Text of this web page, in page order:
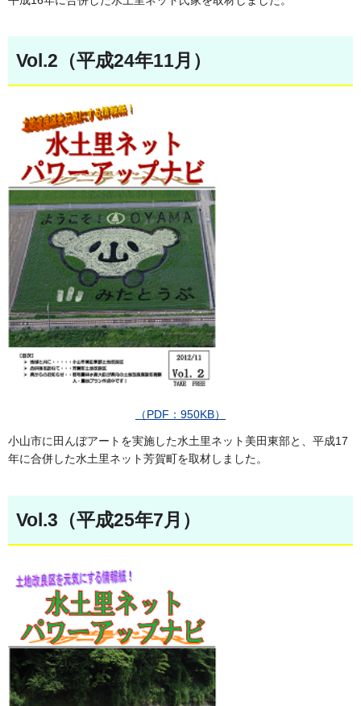
Vol.2（平成24年11月）
（PDF：950KB）
小山市に田んぼアートを実施した水土里ネット美田東部と、平成17
年に合併した水土里ネット芳賀町を取材しました。
Vol.3（平成25年7月）